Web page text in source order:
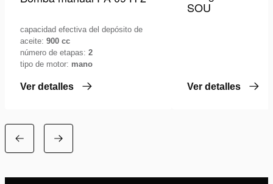
capacidad efectiva del depósito de
aceite: 900 cc
número de etapas: 2
tipo de motor: mano
Ver detalles
SOU
Ver detalles